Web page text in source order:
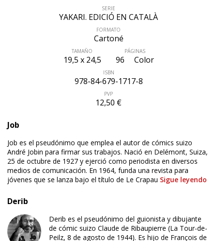
SERIE
YAKARI. EDICIÓ EN CATALÀ
FORMATO
Cartoné
TAMAÑO
19,5 x 24,5
PÁGINAS
96 Color
ISBN
978-84-679-1717-8
PVP
12,50 €
Job
Job es el pseudónimo que emplea el autor de cómics suizo
André Jobin para firmar sus trabajos. Nació en Delémont, Suiza,
25 de octubre de 1927 y ejerció como periodista en diversos
medios de comunicación. En 1964, funda una revista para
jóvenes que se lanza bajo el título de Le Crapau Sigue leyendo
Derib
Derib es el pseudónimo del guionista y dibujante
de cómic suizo Claude de Ribaupierre (La Tour-de-
Peilz, 8 de agosto de 1944). Es hijo de François de